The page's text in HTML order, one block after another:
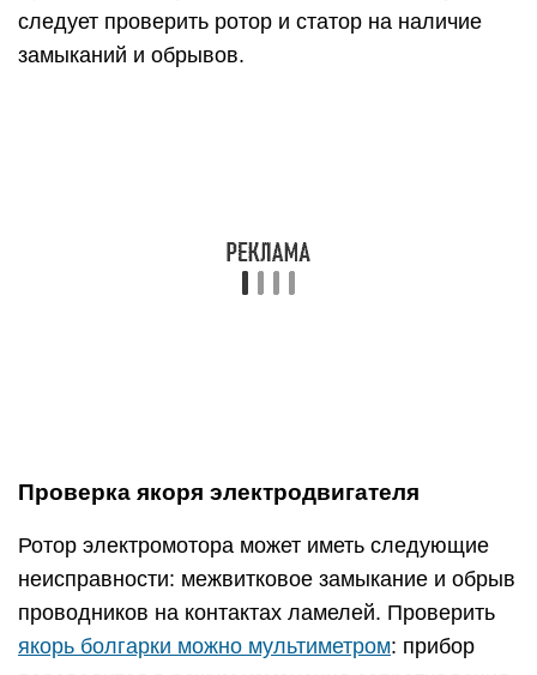
соседними ламелями. Таким образом требуется
проверить все пары ламелей. Если показатели
потребуется ремонт якоря болгарки.